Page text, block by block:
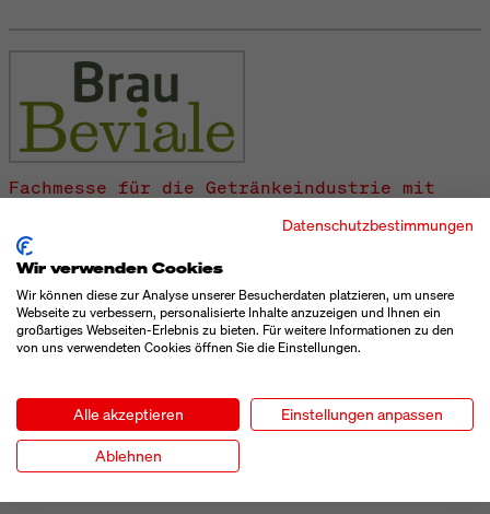
Fachmesse für die Getränkeindustrie mit
BRAUBEVIALE
10. - 12. November 2026
Nürnberg
Datenschutzbestimmungen
Wir verwenden Cookies
Wir können diese zur Analyse unserer Besucherdaten platzieren, um unsere
Webseite zu verbessern, personalisierte Inhalte anzuzeigen und Ihnen ein
großartiges Webseiten-Erlebnis zu bieten. Für weitere Informationen zu den
von uns verwendeten Cookies öffnen Sie die Einstellungen.
Alle akzeptieren Einstellungen anpassen
Ablehnen